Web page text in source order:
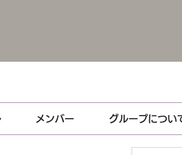
メンバー グループについ